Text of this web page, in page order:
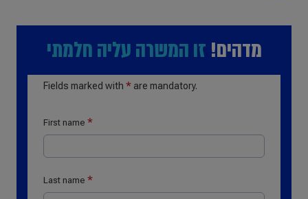
מדהים! זו המשרה עליה חלמתי